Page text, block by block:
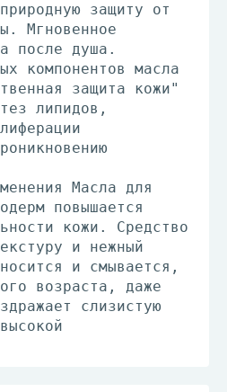
защиту от
Мгновенное
после душа.
компонентов масла
защита кожи"
липидов,
Масла для
повышается
кожи. Средство
и нежный
и смывается,
возраста, даже
слизистую